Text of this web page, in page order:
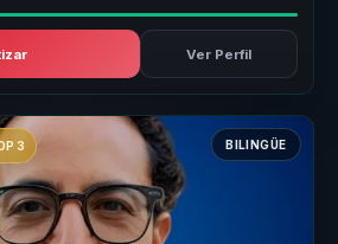
Ver Perfil
3 BILINGÜE